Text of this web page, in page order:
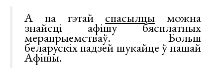
А па гэтай спасылцы можна
знайсці афішу бясплатных
мерапрыемстваў. Больш
беларускіх падзей шукайце ў нашай
Афішы.